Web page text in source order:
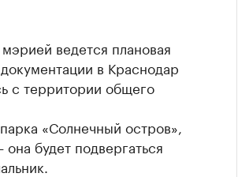
ведется плановая
в Краснодар
с территории общего
«Солнечный остров»,
будет подвергаться